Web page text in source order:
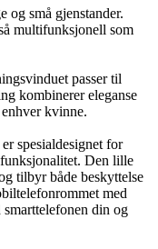
og små gjenstander.
multifunksjonell som
passer til
kombinerer eleganse
kvinne.
spesialdesignet for
Den lille
tilbyr både beskyttelse
med
din og